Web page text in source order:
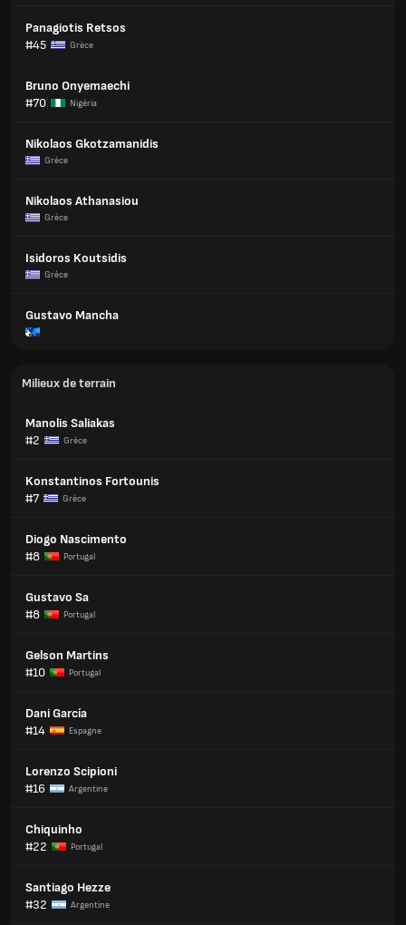
Panagiotis Retsos
#45
Grèce
Bruno Onyemaechi
#70
Nigéria
Nikolaos Gkotzamanidis
Grèce
Nikolaos Athanasiou
Grèce
Isidoros Koutsidis
Grèce
Gustavo Mancha
Milieux de terrain
Manolis Saliakas
#2
Grèce
Konstantinos Fortounis
#7
Grèce
Diogo Nascimento
#8
Portugal
Gustavo Sa
#8
Portugal
Gelson Martins
#10
Portugal
Dani García
#14
Espagne
Lorenzo Scipioni
#16
Argentine
Chiquinho
#22
Portugal
Santiago Hezze
#32
Argentine